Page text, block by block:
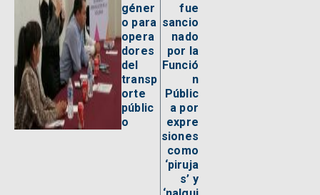
géner
o para
opera
dores
del
transp
orte
públic
o
fue
sancio
nado
por la
Funció
n
Públic
a por
expre
siones
como
‘piruja
s’ y